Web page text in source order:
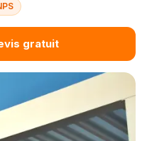
gratuit